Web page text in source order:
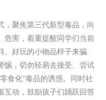
，聚焦第三代新型毒品，向
危害，着重提醒同学们当前
、好玩的小物品样子来骗
惕，切勿轻易去接受、尝试
食化”毒品的诱惑。同时社
互动，鼓励孩子们踊跃回答